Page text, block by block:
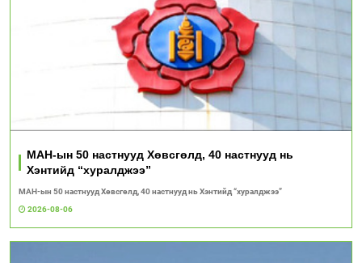
МАН-ын 50 настнууд Хөвсгөлд, 40 настнууд нь
Хэнтийд “хуралджээ”
МАН-ын 50 настнууд Хөвсгөлд, 40 настнууд нь Хэнтийд “хуралджээ”
2026-08-06